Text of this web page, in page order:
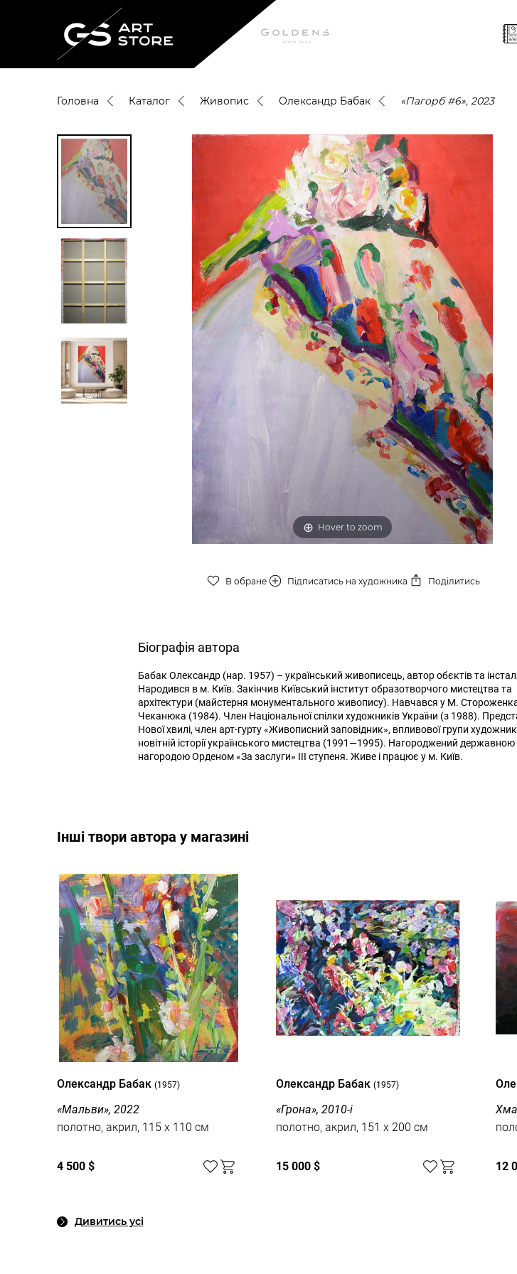
Головна Каталог Живопис Олександр Бабак «Пагорб #6», 2023
Hover to zoom
В обране Підписатись на художника Поділитись
Біографія автора
Бабак Олександр (нар. 1957) – український живописець, автор обєктів та
Народився в м. Київ. Закінчив Київський інститут образотворчого мистецтва та
архітектури (майстерня монументального живопису). Навчався у М.
Чеканюка (1984). Член Національної спілки художників України (з 1988).
Нової хвилі, член арт-гурту «Живописний заповідник», впливової групи
новітній історії українського мистецтва (1991—1995). Нагороджений державною
нагородою Орденом «За заслуги» ІІІ ступеня. Живе і працює у м. Київ.
Інші твори автора у магазині
Олександр Бабак (1957)
«Мальви», 2022
полотно, акрил, 115 x 110 см
4 500 $
Олександр Бабак(1957)
«Грона», 2010-і
полотно, акрил, 151 x 200 см
15 000 $ 12
Дивитись усі